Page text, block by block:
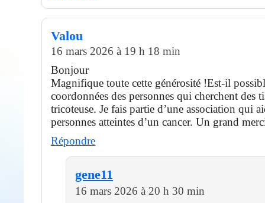
Valou
16 mars 2026 à 19 h 18 min
Bonjour
Magnifique toute cette générosité !Est-il
coordonnées des personnes qui cherchent des
tricoteuse. Je fais partie d’une association qui
personnes atteintes d’un cancer. Un grand
Répondre
gene11
16 mars 2026 à 20 h 30 min